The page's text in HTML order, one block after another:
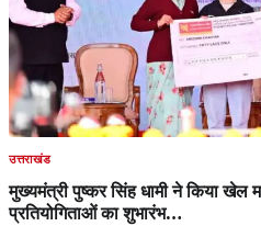
उत्तराखंड
मुख्यमंत्री पुष्कर सिंह धामी ने किया खेल
प्रतियोगिताओं का शुभारंभ…